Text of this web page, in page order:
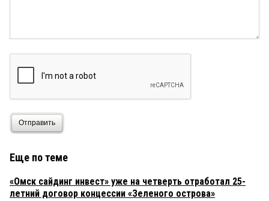
Отправить
Еще по теме
«Омск сайдинг инвест» уже на четверть отработал 25-
летний договор концессии «Зеленого острова»